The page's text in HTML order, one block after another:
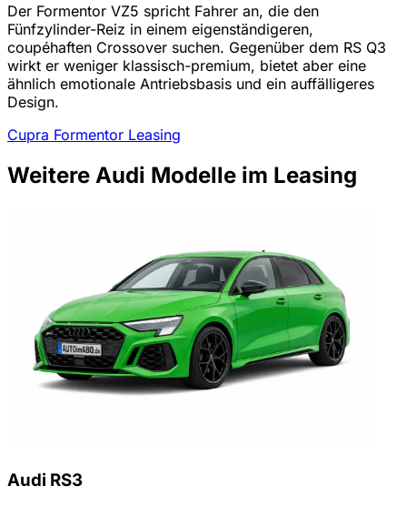
Der Formentor VZ5 spricht Fahrer an, die den
Fünfzylinder-Reiz in einem eigenständigeren,
coupéhaften Crossover suchen. Gegenüber dem RS Q3
wirkt er weniger klassisch-premium, bietet aber eine
ähnlich emotionale Antriebsbasis und ein auffälligeres
Design.
Cupra Formentor Leasing
Weitere Audi Modelle im Leasing
Audi RS3